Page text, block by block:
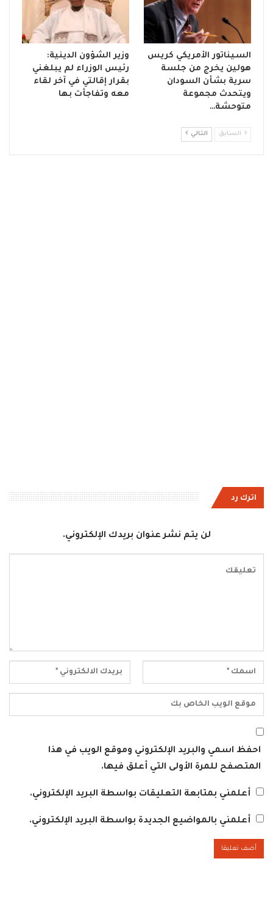
السيناتور الأمريكي كريس
هولين يخرج من جلسة
سرية بشأن السودان
ويتحدث مجموعة
متوحشة…
وزير الشؤون الدينية:
رئيس الوزراء لم يبلغني
بقرار إقالتي في آخر لقاء
معه وتفاجأت بها
السابق التالي
اترك رد
لن يتم نشر عنوان بريدك الإلكتروني.
احفظ اسمي والبريد الإلكتروني وموقع الويب في هذا
المتصفح للمرة الأولى التي أعلق فيها.
أعلمني بمتابعة التعليقات بواسطة البريد الإلكتروني.
أعلمني بالمواضيع الجديدة بواسطة البريد الإلكتروني.